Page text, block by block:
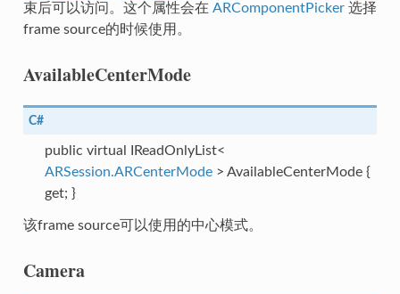
束后可以访问。这个属性会在 ARComponentPicker选择
frame source的时候使用。
AvailableCenterMode
C#
public virtual IReadOnlyList<
ARSession.ARCenterMode> AvailableCenterMode {
get; }
该frame source可以使用的中心模式。
Camera